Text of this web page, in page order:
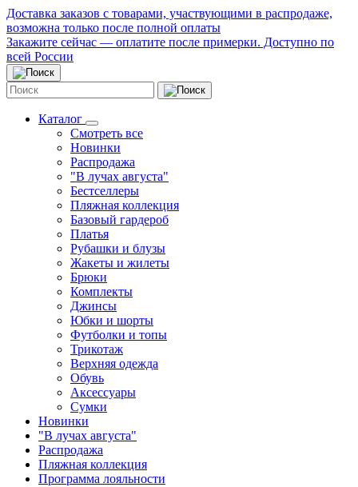
Доставка заказов с товарами, участвующими в распродаже,
возможна только после полной оплаты
Закажите сейчас — оплатите после примерки. Доступно по
всей России
Каталог
Смотреть все
Новинки
Распродажа
"В лучах августа"
Бестселлеры
Пляжная коллекция
Базовый гардероб
Платья
Рубашки и блузы
Жакеты и жилеты
Брюки
Комплекты
Джинсы
Юбки и шорты
Футболки и топы
Трикотаж
Верхняя одежда
Обувь
Аксессуары
Сумки
Новинки
"В лучах августа"
Распродажа
Пляжная коллекция
Программа лояльности